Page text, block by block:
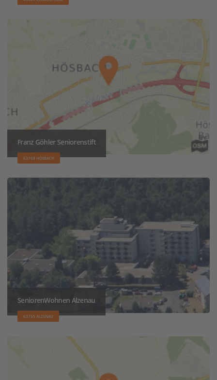
Franz Göhler Seniorenstift
63768 HÖSBACH
SeniorenWohnen Alzenau
63755 ALZENAU